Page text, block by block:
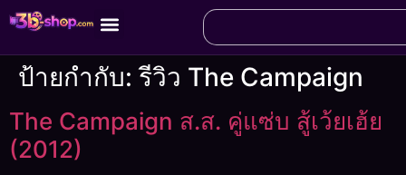
ป้ายกำกับ:รีวิว The Campaign
The Campaign ส.ส. คู่แซ่บ สู้เว้ยเฮ้ย
(2012)